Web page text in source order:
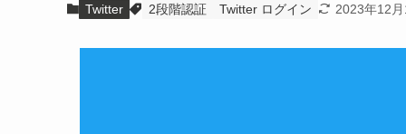
Twitter 2段階認証 Twitter ログイン 2023年12